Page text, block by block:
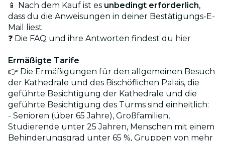
📱 Nach dem Kauf ist es unbedingt erforderlich,
dass du die Anweisungen in deiner Bestätigungs-E-
Mail liest
❓ Die FAQ und ihre Antworten findest du hier
Ermäßigte Tarife
👉 Die Ermäßigungen für den allgemeinen Besuch
der Kathedrale und des Bischöflichen Palais, die
geführte Besichtigung der Kathedrale und die
geführte Besichtigung des Turms sind einheitlich:
- Senioren (über 65 Jahre), Großfamilien,
Studierende unter 25 Jahren, Menschen mit einem
Behinderungsgrad unter 65 %, Gruppen von mehr